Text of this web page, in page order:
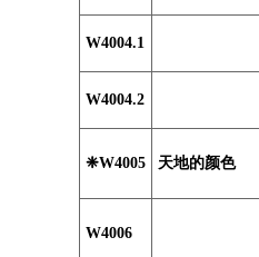
W4004.1
W4004.2
❈W4005 天地的颜色
W4006